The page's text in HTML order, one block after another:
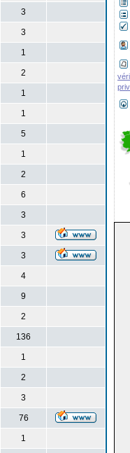
3
3
1
2
1
1
5
1
2
6
3
3
3
4
9
2
136
1
2
3
76
1